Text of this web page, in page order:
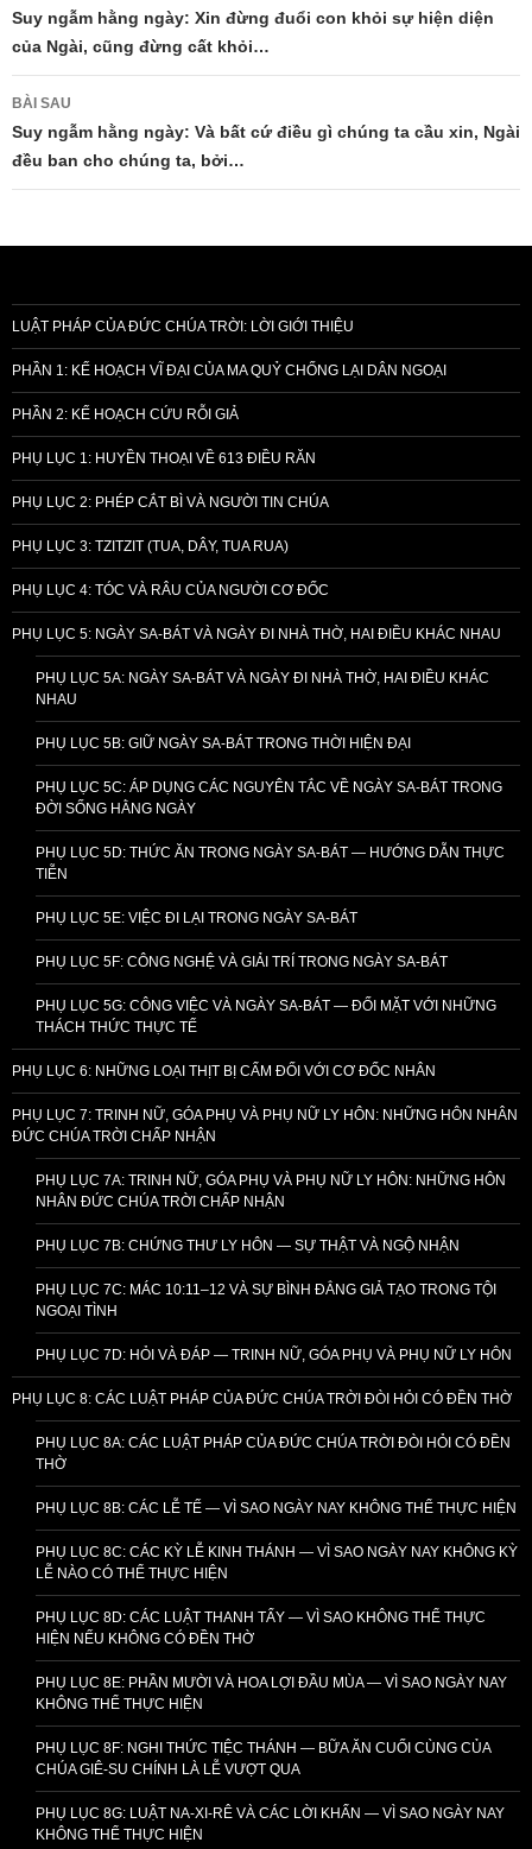
hướng
bài
viết
Suy ngẫm hằng ngày: Xin đừng đuổi con khỏi sự hiện diện
của Ngài, cũng đừng cất khỏi…
BÀI SAU
Suy ngẫm hằng ngày: Và bất cứ điều gì chúng ta cầu xin, Ngài
đều ban cho chúng ta, bởi…
LUẬT PHÁP CỦA ĐỨC CHÚA TRỜI: LỜI GIỚI THIỆU
PHẦN 1: KẾ HOẠCH VĨ ĐẠI CỦA MA QUỶ CHỐNG LẠI DÂN NGOẠI
PHẦN 2: KẾ HOẠCH CỨU RỖI GIẢ
PHỤ LỤC 1: HUYỀN THOẠI VỀ 613 ĐIỀU RĂN
PHỤ LỤC 2: PHÉP CẮT BÌ VÀ NGƯỜI TIN CHÚA
PHỤ LỤC 3: TZITZIT (TUA, DÂY, TUA RUA)
PHỤ LỤC 4: TÓC VÀ RÂU CỦA NGƯỜI CƠ ĐỐC
PHỤ LỤC 5: NGÀY SA-BÁT VÀ NGÀY ĐI NHÀ THỜ, HAI ĐIỀU KHÁC NHAU
PHỤ LỤC 5A: NGÀY SA-BÁT VÀ NGÀY ĐI NHÀ THỜ, HAI ĐIỀU KHÁC
NHAU
PHỤ LỤC 5B: GIỮ NGÀY SA-BÁT TRONG THỜI HIỆN ĐẠI
PHỤ LỤC 5C: ÁP DỤNG CÁC NGUYÊN TẮC VỀ NGÀY SA-BÁT TRONG
ĐỜI SỐNG HẰNG NGÀY
PHỤ LỤC 5D: THỨC ĂN TRONG NGÀY SA-BÁT — HƯỚNG DẪN THỰC
TIỄN
PHỤ LỤC 5E: VIỆC ĐI LẠI TRONG NGÀY SA-BÁT
PHỤ LỤC 5F: CÔNG NGHỆ VÀ GIẢI TRÍ TRONG NGÀY SA-BÁT
PHỤ LỤC 5G: CÔNG VIỆC VÀ NGÀY SA-BÁT — ĐỐI MẶT VỚI NHỮNG
THÁCH THỨC THỰC TẾ
PHỤ LỤC 6: NHỮNG LOẠI THỊT BỊ CẤM ĐỐI VỚI CƠ ĐỐC NHÂN
PHỤ LỤC 7: TRINH NỮ, GÓA PHỤ VÀ PHỤ NỮ LY HÔN: NHỮNG HÔN NHÂN
ĐỨC CHÚA TRỜI CHẤP NHẬN
PHỤ LỤC 7A: TRINH NỮ, GÓA PHỤ VÀ PHỤ NỮ LY HÔN: NHỮNG HÔN
NHÂN ĐỨC CHÚA TRỜI CHẤP NHẬN
PHỤ LỤC 7B: CHỨNG THƯ LY HÔN — SỰ THẬT VÀ NGỘ NHẬN
PHỤ LỤC 7C: MÁC 10:11–12 VÀ SỰ BÌNH ĐẲNG GIẢ TẠO TRONG TỘI
NGOẠI TÌNH
PHỤ LỤC 7D: HỎI VÀ ĐÁP — TRINH NỮ, GÓA PHỤ VÀ PHỤ NỮ LY HÔN
PHỤ LỤC 8: CÁC LUẬT PHÁP CỦA ĐỨC CHÚA TRỜI ĐÒI HỎI CÓ ĐỀN THỜ
PHỤ LỤC 8A: CÁC LUẬT PHÁP CỦA ĐỨC CHÚA TRỜI ĐÒI HỎI CÓ ĐỀN
THỜ
PHỤ LỤC 8B: CÁC LỄ TẾ — VÌ SAO NGÀY NAY KHÔNG THỂ THỰC HIỆN
PHỤ LỤC 8C: CÁC KỲ LỄ KINH THÁNH — VÌ SAO NGÀY NAY KHÔNG KỲ
LỄ NÀO CÓ THỂ THỰC HIỆN
PHỤ LỤC 8D: CÁC LUẬT THANH TẨY — VÌ SAO KHÔNG THỂ THỰC
HIỆN NẾU KHÔNG CÓ ĐỀN THỜ
PHỤ LỤC 8E: PHẦN MƯỜI VÀ HOA LỢI ĐẦU MÙA — VÌ SAO NGÀY NAY
KHÔNG THỂ THỰC HIỆN
PHỤ LỤC 8F: NGHI THỨC TIỆC THÁNH — BỮA ĂN CUỐI CÙNG CỦA
CHÚA GIÊ-SU CHÍNH LÀ LỄ VƯỢT QUA
PHỤ LỤC 8G: LUẬT NA-XI-RÊ VÀ CÁC LỜI KHẤN — VÌ SAO NGÀY NAY
KHÔNG THỂ THỰC HIỆN